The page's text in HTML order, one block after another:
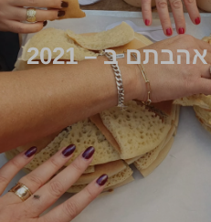
ב – 2021